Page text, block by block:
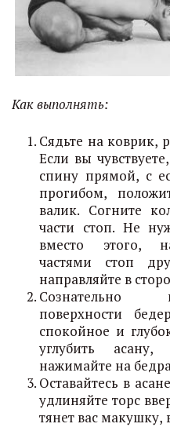
Как выполнять:
Сядьте на коврик,
Если вы
спину прямой, с
прогибом,
валик. Согните
части стоп. Не
вместо этого,
частями стоп
направляйте в
Сознательно
поверхности
спокойное и
углубить
нажимайте на
Оставайтесь в
удлиняйте торс
тянет вас макушку,